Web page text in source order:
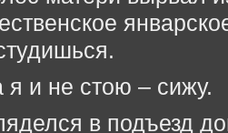
и не стою – сижу.
в подъезд